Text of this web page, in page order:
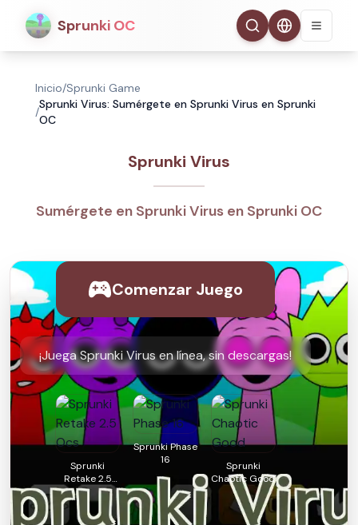
Sprunki OC
Inicio/Sprunki Game
/
Sprunki Virus: Sumérgete en Sprunki Virus en Sprunki
OC
Sprunki Virus
Sumérgete en Sprunki Virus en Sprunki OC
Comenzar Juego
¡Juega Sprunki Virus en línea, sin descargas!
Sprunki
Retake 2.5
Ocs
Sprunki Phase
16
Sprunki
Chaotic Good